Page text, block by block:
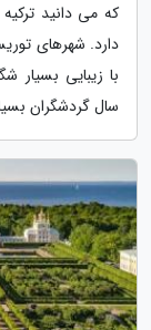
که می دانید
دارد. شهرهای
با زیبایی
سال گردشگران